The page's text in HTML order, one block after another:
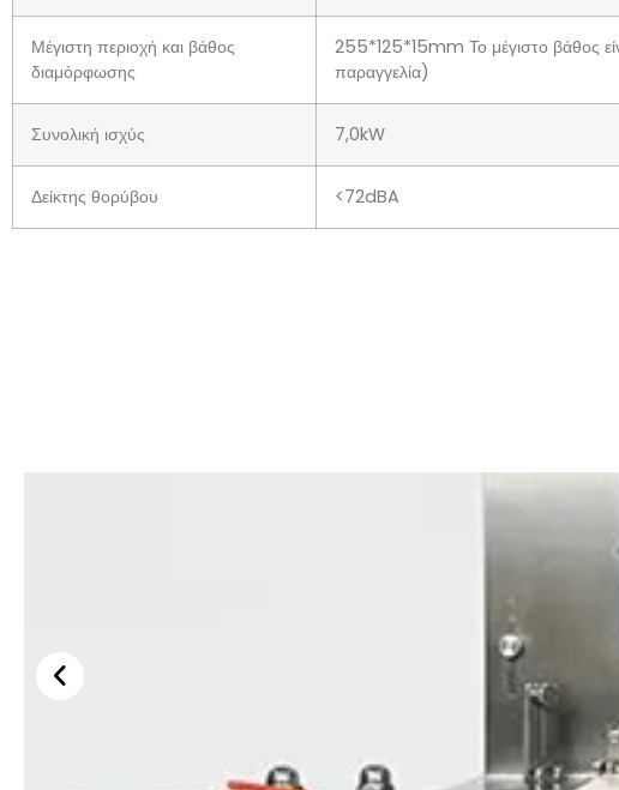
Μέγιστη περιοχή και βάθος
διαμόρφωσης
255*125*15mm Το μέγιστο βάθος
παραγγελία)
Συνολική ισχύς 7,0kW
Δείκτης θορύβου <72dBA